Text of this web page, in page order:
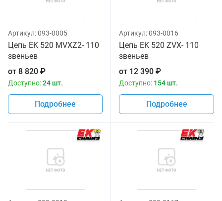
Артикул:093-0005
Цепь EK 520 MVXZ2- 110
звеньев
от 8 820 ₽
Доступно:24 шт.
Подробнее
Артикул:093-0016
Цепь EK 520 ZVX- 110
звеньев
от 12 390 ₽
Доступно: 154 шт.
Подробнее